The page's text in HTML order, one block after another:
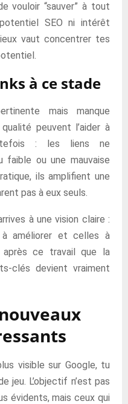
vouloir “sauver” à tout
SEO ni intérêt
vaut concentrer tes
à ce stade
mais manque
peuvent l’aider à
: les liens ne
faible ou une mauvaise
ils amplifient une
pas à eux seuls.
à une vision claire :
améliorer et celles à
après ce travail que la
clés devient vraiment
visible sur Google, tu
jeu. L’objectif n’est pas
évidents, mais ceux qui